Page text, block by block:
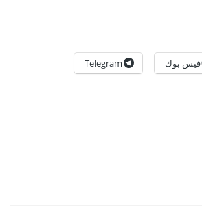
فيس بوك Telegram